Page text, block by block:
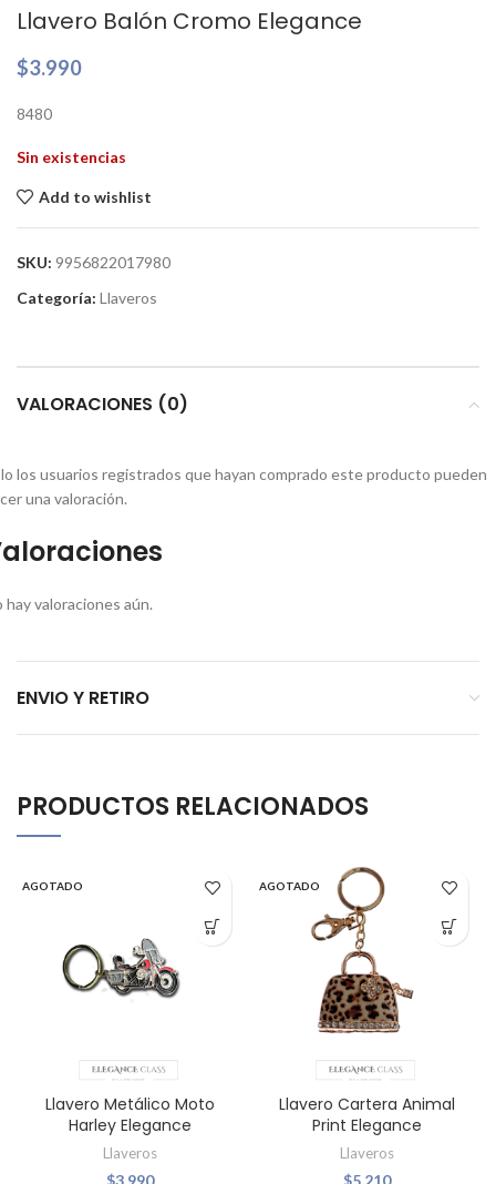
Llavero Balón Cromo Elegance
$3.990
8480
Sin existencias
Add to wishlist
SKU: 9956822017980
Categoría: Llaveros
VALORACIONES (0)
hay valoraciones aún.
los usuarios registrados que hayan comprado este producto pueden
una valoración.
ENVIO Y RETIRO
PRODUCTOS RELACIONADOS
AGOTADO
Llavero Metálico Moto
Harley Elegance
Llaveros
$3.990
AGOTADO
Llavero Cartera Animal
Print Elegance
Llaveros
$5.210